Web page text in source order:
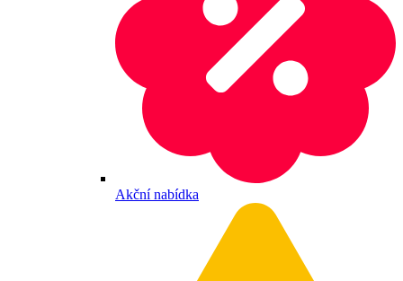
Akční nabídka